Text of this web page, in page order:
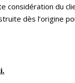
considération du
dès l’origine